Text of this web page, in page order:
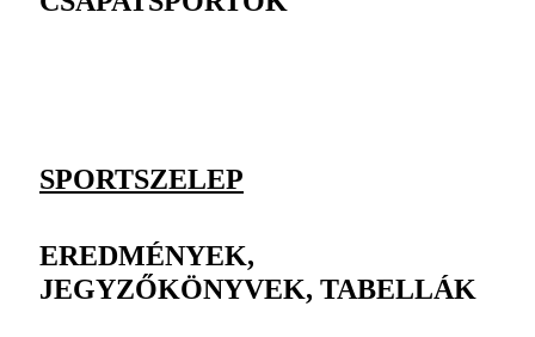
SPORTSZELEP
EREDMÉNYEK,
JEGYZŐKÖNYVEK, TABELLÁK